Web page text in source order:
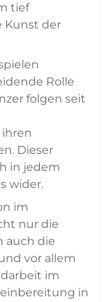
tief
Kunst der
Rolle
folgen seit
ihren
Dieser
in jedem
wider.
im
nur die
auch die
vor allem
im
in